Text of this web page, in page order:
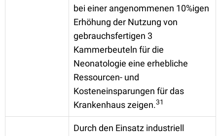
bei einer angenommenen 10%igen
Erhöhung der Nutzung von
gebrauchsfertigen 3
Kammerbeuteln für die
Neonatologie eine erhebliche
Ressourcen- und
Kosteneinsparungen für das
Krankenhaus zeigen.31
Durch den Einsatz industriell